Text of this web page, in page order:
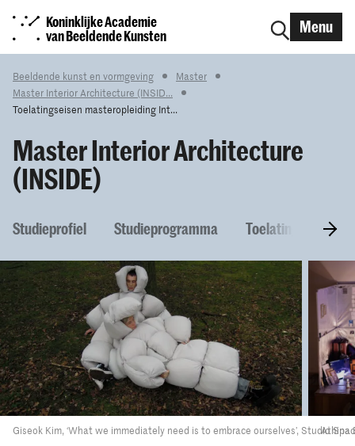
Koninklijke Academie
van Beeldende Kunsten
Menu
Beeldende kunst en vormgeving
Master
Master Interior Architecture (INSID...
Toelatingseisen masteropleiding Int...
Master Interior Architecture
(INSIDE)
Studieprofiel Studieprogramma Toelatingseisen
Giseok Kim, ‘What we immediately need is to embrace ourselves’, StudioAthina